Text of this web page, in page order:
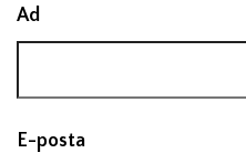
Ad
E-posta